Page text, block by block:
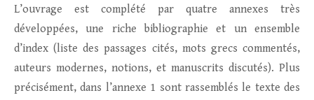
L’ouvrage est complété par quatre annexes très
développées, une riche bibliographie et un ensemble
d’index (liste des passages cités, mots grecs commentés,
auteurs modernes, notions, et manuscrits discutés). Plus
précisément, dans l’annexe 1 sont rassemblés le texte des